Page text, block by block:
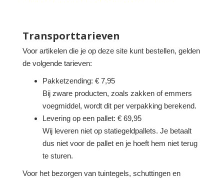
Transporttarieven
Voor artikelen die je op deze site kunt bestellen, gelden
de volgende tarieven:
Pakketzending: € 7,95
Bij zware producten, zoals zakken of emmers
voegmiddel, wordt dit per verpakking berekend.
Levering op een pallet: € 69,95
Wij leveren niet op statiegeldpallets. Je betaalt
dus niet voor de pallet en je hoeft hem niet terug
te sturen.
Voor het bezorgen van tuintegels, schuttingen en